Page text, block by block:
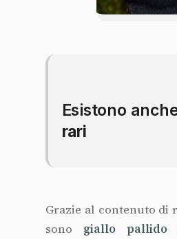
Esistono
rari
Grazie al contenuto di
sono giallo pallido